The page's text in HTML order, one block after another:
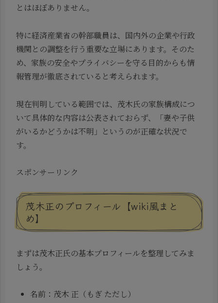
とはほぼありません。
特に経済産業省の幹部職員は、国内外の企業や行政
機関との調整を行う重要な立場にあります。そのた
め、家族の安全やプライバシーを守る目的からも情
報管理が徹底されていると考えられます。
現在判明している範囲では、茂木氏の家族構成につ
いて具体的な内容は公表されておらず、「妻や子供
がいるかどうかは不明」というのが正確な状況で
す。
スポンサーリンク
茂木正のプロフィール【wiki風まと
め】
まずは茂木正氏の基本プロフィールを整理してみま
しょう。
名前：茂木 正（もぎ ただし）